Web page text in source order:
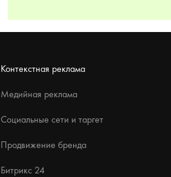
Контекстная реклама
Медийная реклама
Социальные сети и таргет
Продвижение бренда
Битрикс 24